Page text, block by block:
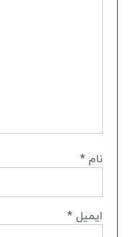
نام *
ایمیل *